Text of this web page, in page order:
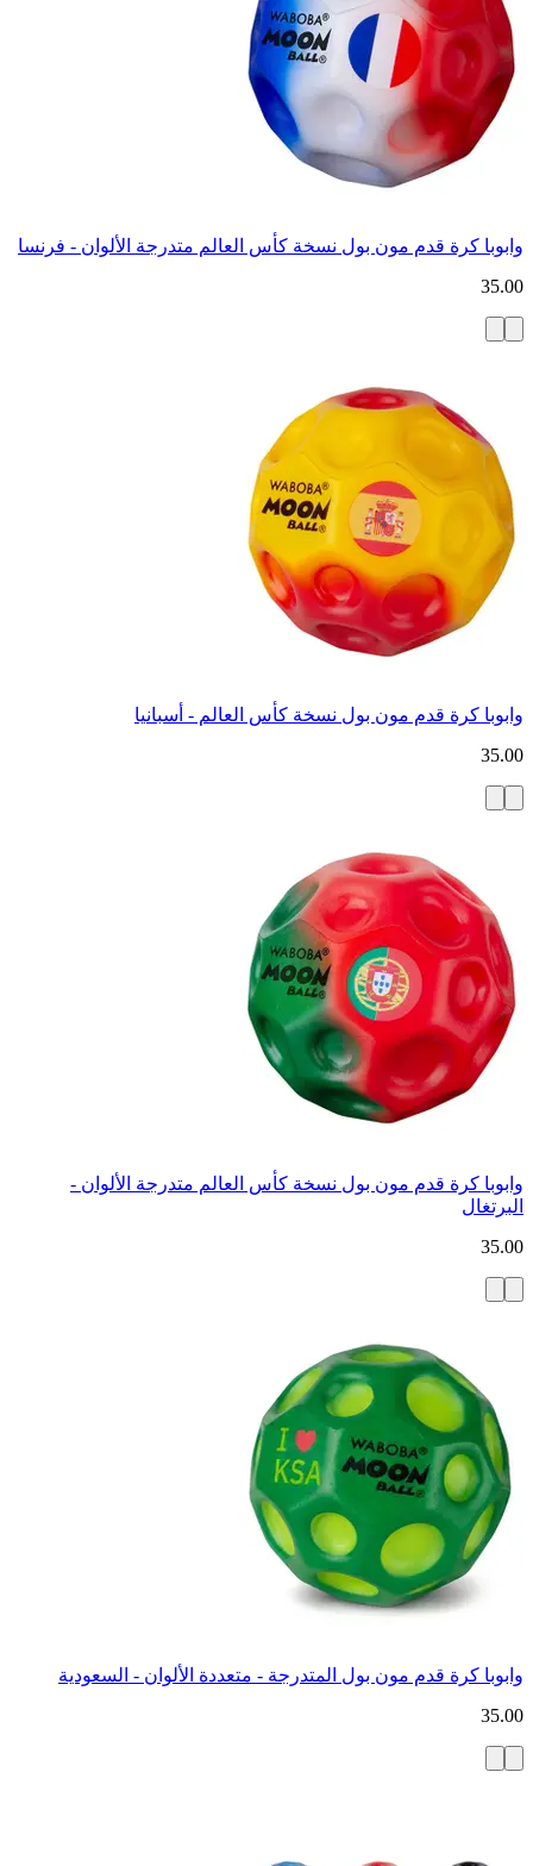
وابوبا كرة قدم مون بول نسخة كأس العالم متدرجة الألوان - فرنسا
35.00
وابوبا كرة قدم مون بول نسخة كأس العالم - أسبانيا
35.00
وابوبا كرة قدم مون بول نسخة كأس العالم متدرجة الألوان -
البرتغال
35.00
وابوبا كرة قدم مون بول المتدرجة - متعددة الألوان - السعودية
35.00